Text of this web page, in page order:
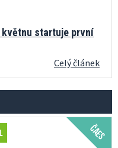
květnu startuje první
Celý článek
ČAES